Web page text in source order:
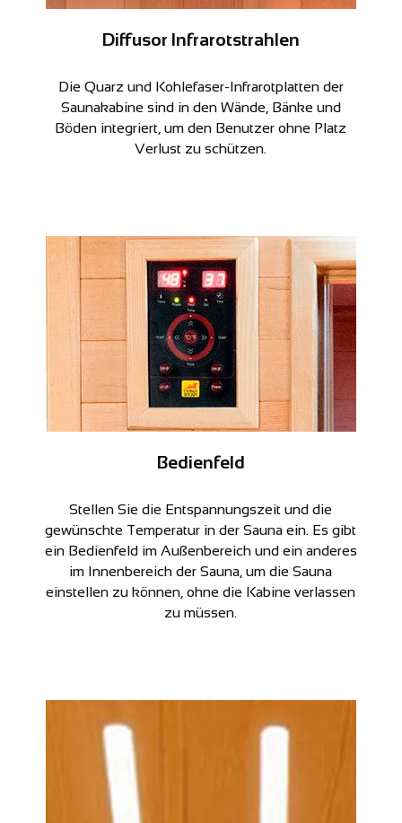
Diffusor Infrarotstrahlen
Die Quarz und Kohlefaser-Infrarotplatten der
Saunakabine sind in den Wände, Bänke und
Böden integriert, um den Benutzer ohne Platz
Verlust zu schützen.
Bedienfeld
Stellen Sie die Entspannungszeit und die
gewünschte Temperatur in der Sauna ein. Es gibt
ein Bedienfeld im Außenbereich und ein anderes
im Innenbereich der Sauna, um die Sauna
einstellen zu können, ohne die Kabine verlassen
zu müssen.